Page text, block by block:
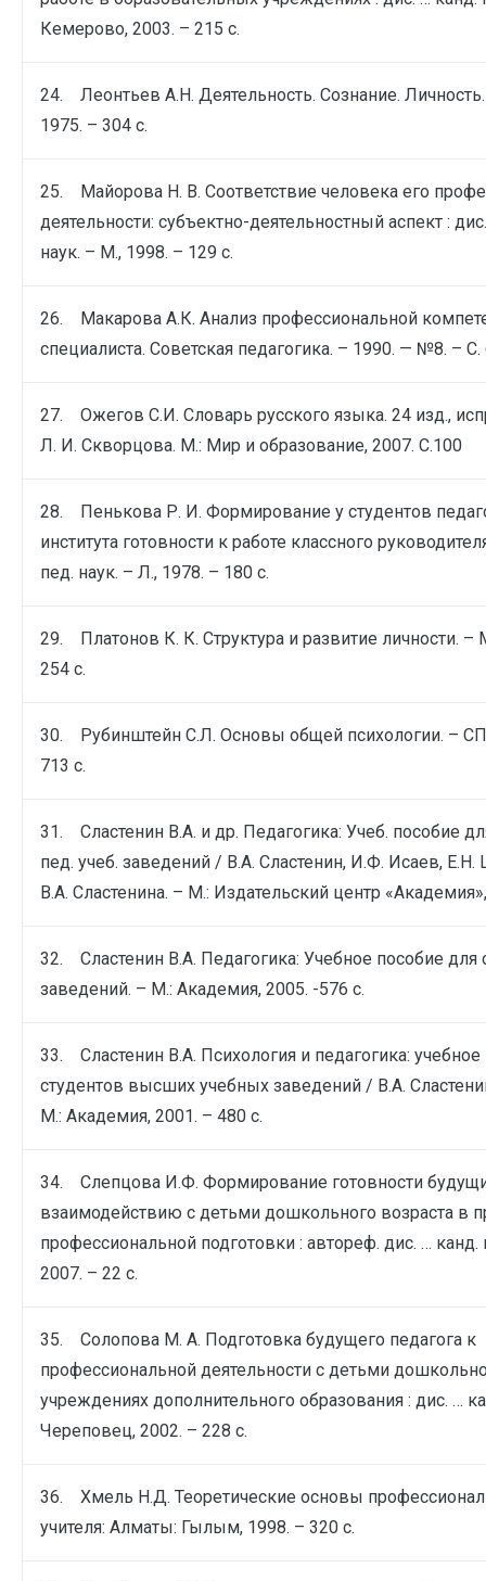
Кемерово, 2003. – 215 с.
24. Леонтьев А.Н. Деятельность. Сознание.
1975. – 304 с.
25. Майорова Н. В. Соответствие человека его
деятельности: субъектно-деятельностный аспект :
наук. – М., 1998. – 129 с.
26. Макарова А.К. Анализ профессиональной
специалиста. Советская педагогика. – 1990. — №8. –
27. Ожегов С.И. Словарь русского языка. 24 изд.,
Л. И. Скворцова. М.: Мир и образование, 2007. С.100
28. Пенькова Р. И. Формирование у студентов
института готовности к работе классного
пед. наук. – Л., 1978. – 180 с.
29. Платонов К. К. Структура и развитие личности. –
254 с.
30. Рубинштейн С.Л. Основы общей психологии. –
713 с.
31. Сластенин В.А. и др. Педагогика: Учеб. пособие
пед. учеб. заведений / В.А. Сластенин, И.Ф. Исаев,
В.А. Сластенина. – М.: Издательский центр
32. Сластенин В.А. Педагогика: Учебное пособие для
заведений. – М.: Академия, 2005. -576 с.
33. Сластенин В.А. Психология и педагогика:
студентов высших учебных заведений / В.А.
М.: Академия, 2001. – 480 с.
34. Слепцова И.Ф. Формирование готовности
взаимодействию с детьми дошкольного возраста в
профессиональной подготовки : автореф. дис. … канд.
2007. – 22 с.
35. Солопова М. А. Подготовка будущего педагога к
профессиональной деятельности с детьми
учреждениях дополнительного образования : дис. …
Череповец, 2002. – 228 с.
36. Хмель Н.Д. Теоретические основы
учителя: Алматы: Гылым, 1998. – 320 с.